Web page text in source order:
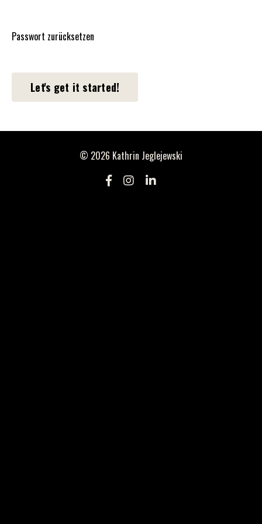
Passwort zurücksetzen
Let's get it started!
© 2026 Kathrin Jeglejewski